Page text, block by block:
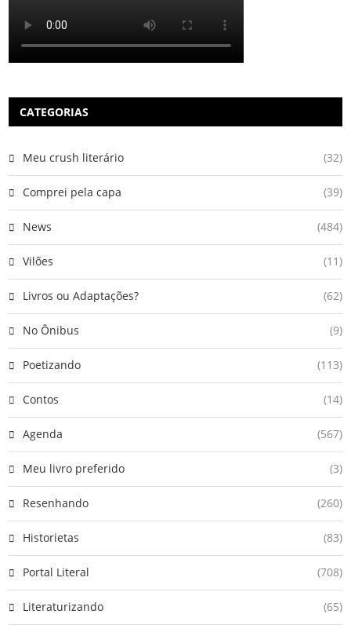
CATEGORIAS
Meu crush literário (32)
Comprei pela capa (39)
News (484)
Vilões (11)
Livros ou Adaptações? (62)
No Ônibus (9)
Poetizando (113)
Contos (14)
Agenda (567)
Meu livro preferido (3)
Resenhando (260)
Historietas (83)
Portal Literal (708)
Literaturizando (65)